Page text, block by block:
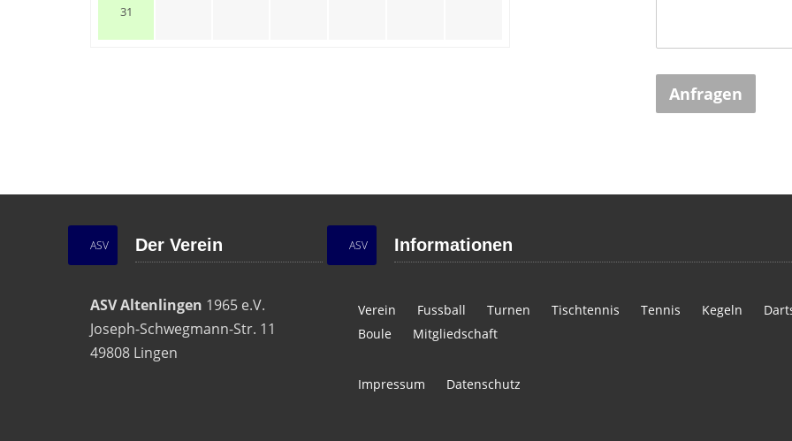
31
Anfragen
ASV Der Verein
ASV Altenlingen 1965 e.V.
Joseph-Schwegmann-Str. 11
49808 Lingen
ASV Informationen
Verein Fussball Turnen Tischtennis Tennis Kegeln
Boule
Mitgliedschaft
Impressum Datenschutz